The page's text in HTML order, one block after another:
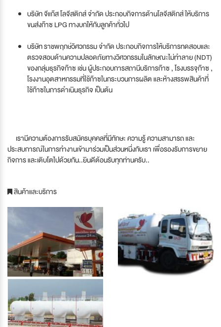
บริษัท จีแก๊ส โลจีสติกส์ จำกัด ประกอบกิจการด้านโลจีสติกส์ ให้บริการ
ขนส่งก๊าซ LPG ทางบกให้กับลูกค้าทั่วไป
บริษัท ราชพฤกษ์วิศวกรรม จำกัด ประกอบกิจการให้บริการทดสอบและ
ตรวจสอบด้านความปลอดภัยทางวิศวกรรมในลักษณะไม่ทำลาย (NDT)
ของกลุ่มธุรกิจก๊าซ เช่น ผู้ประกอบการสถานีบริการก๊าซ , โรงบรรจุก๊าซ ,
โรงงานอุตสาหกรรมที่ใช้ก๊าซในกระบวนการผลิต และห้างสรรพสินค้าที่
ใช้ก๊าซในการดำเนินธุรกิจ เป็นต้น
เรามีความต้องการรับสมัครบุคคลที่มีทักษะ ความรู้ ความสามารถ และ
ประสบการณ์ในการทำงานเข้ามาร่วมเป็นส่วนหนึ่งกับเรา เพื่อรองรับการขยาย
กิจการ และเติบโตไปด้วยกัน..ยินดีต้อนรับทุกท่านครับ..
สินค้าและบริการ